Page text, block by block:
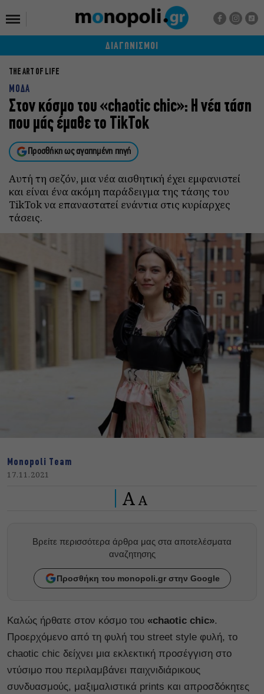
ΔΙΑΓΩΝΙΣΜΟΙ
THE ART OF LIFE
ΜΟΔΑ
Στον κόσμο του «chaotic chic»: Η νέα τάση
που μάς έμαθε το TikTok
Προσθήκη ως αγαπημένη πηγή
Αυτή τη σεζόν, μια νέα αισθητική έχει εμφανιστεί
και είναι ένα ακόμη παράδειγμα της τάσης του
TikTok να επαναστατεί ενάντια στις κυρίαρχες
τάσεις.
Monopoli Team
17.11.2021
A A
Βρείτε περισσότερα άρθρα μας στα αποτελέσματα
αναζητησης
Προσθήκη του monopoli.gr στην Google
Καλώς ήρθατε στον κόσμο του «chaotic chic».
Προερχόμενο από τη φυλή του street style φυλή, το
chaotic chic δείχνει μια εκλεκτική προσέγγιση στο
ντύσιμο που περιλαμβάνει παιχνιδιάρικους
συνδυασμούς, μαξιμαλιστικά prints και απροσδόκητες